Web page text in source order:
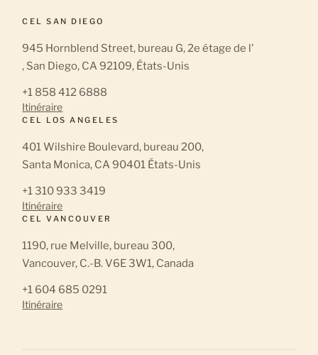
CEL SAN DIEGO
945 Hornblend Street, bureau G, 2e étage de l'
, San Diego, CA 92109, États-Unis
+1 858 412 6888
Itinéraire
CEL LOS ANGELES
401 Wilshire Boulevard, bureau 200,
Santa Monica, CA 90401 États-Unis
+1 310 933 3419
Itinéraire
CEL VANCOUVER
1190, rue Melville, bureau 300,
Vancouver, C.-B. V6E 3W1, Canada
+1 604 685 0291
Itinéraire